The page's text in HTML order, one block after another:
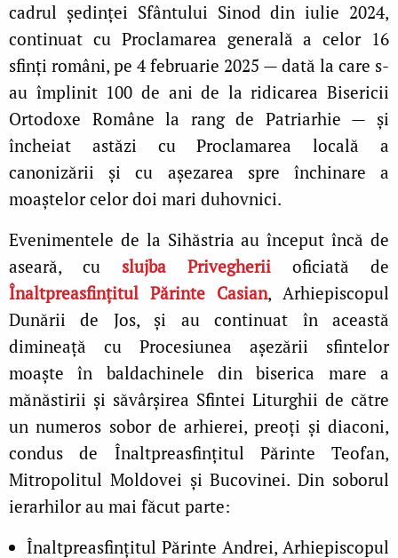
cadrul ședinței Sfântului Sinod din iulie 2024,
continuat cu Proclamarea generală a celor 16
sfinți români, pe 4 februarie 2025 — dată la care s-
au împlinit 100 de ani de la ridicarea Bisericii
Ortodoxe Române la rang de Patriarhie — și
încheiat astăzi cu Proclamarea locală a
canonizării și cu așezarea spre închinare a
moaștelor celor doi mari duhovnici.
Evenimentele de la Sihăstria au început încă de
aseară, cu slujba Privegherii oficiată de
Înaltpreasfințitul Părinte Casian, Arhiepiscopul
Dunării de Jos, și au continuat în această
dimineață cu Procesiunea așezării sfintelor
moaște în baldachinele din biserica mare a
mănăstirii și săvârșirea Sfintei Liturghii de către
un numeros sobor de arhierei, preoți și diaconi,
condus de Înaltpreasfințitul Părinte Teofan,
Mitropolitul Moldovei și Bucovinei. Din soborul
ierarhilor au mai făcut parte:
Înaltpreasfinţitul Părinte Andrei, Arhiepiscopul